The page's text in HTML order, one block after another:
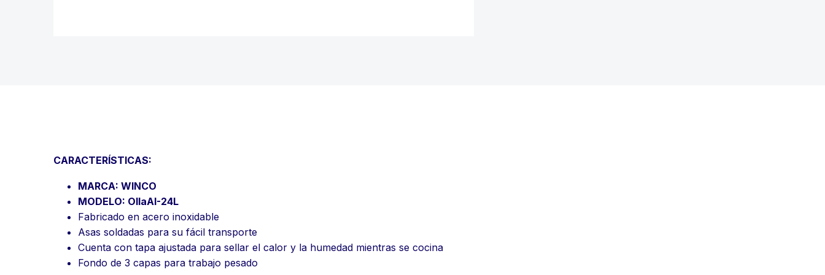
CARACTERÍSTICAS:
MARCA: WINCO
MODELO: OllaAI-24L
Fabricado en acero inoxidable
Asas soldadas para su fácil transporte
Cuenta con tapa ajustada para sellar el calor y la humedad mientras se cocina
Fondo de 3 capas para trabajo pesado